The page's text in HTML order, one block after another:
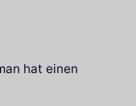
hat einen